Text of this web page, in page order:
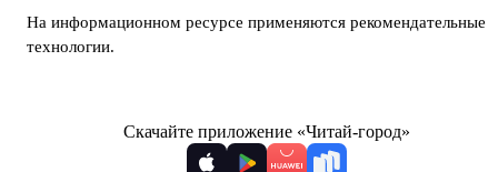
На информационном ресурсе применяются рекомендательные
технологии.
Скачайте приложение «Читай-город»